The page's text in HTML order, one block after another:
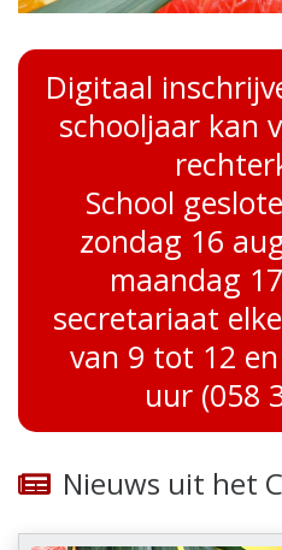
Digitaal
schooljaar kan
School
zondag 16
maandag
secretariaat
van 9 tot 12
uur (058
Nieuws uit het